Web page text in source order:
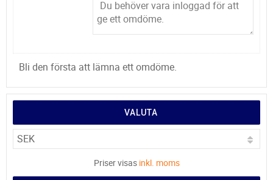
Bli den första att lämna ett omdöme.
VALUTA
Priser visas inkl. moms